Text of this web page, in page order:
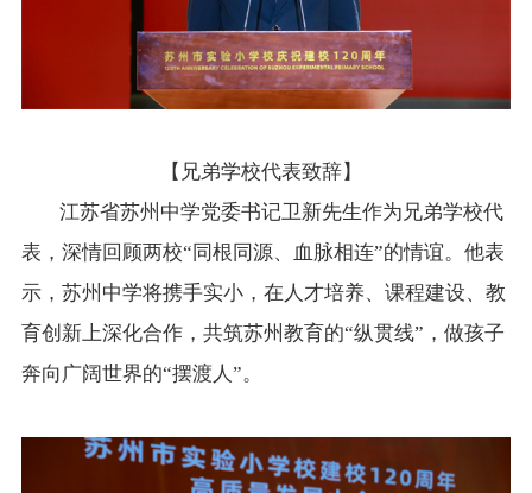
【兄弟学校代表致辞】
江苏省苏州中学党委书记卫新先生作为兄弟学校代
表，深情回顾两校“同根同源、血脉相连”的情谊。他表
示，苏州中学将携手实小，在人才培养、课程建设、教
育创新上深化合作，共筑苏州教育的“纵贯线”，做孩子
奔向广阔世界的“摆渡人”。